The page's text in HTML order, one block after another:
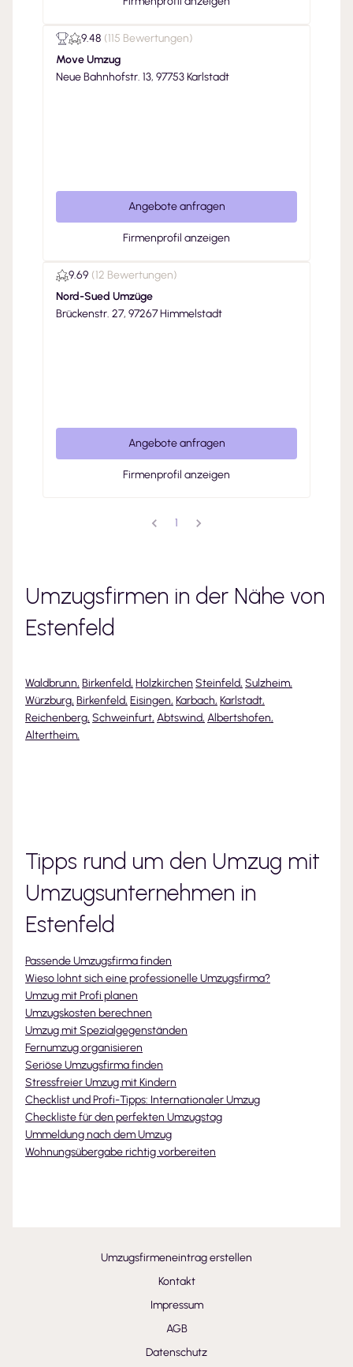
9.48 (115 Bewertungen)
Move Umzug
Neue Bahnhofstr. 13, 97753 Karlstadt
Angebote anfragen
Firmenprofil anzeigen
9.69 (12 Bewertungen)
Nord-Sued Umzüge
Brückenstr. 27, 97267 Himmelstadt
Angebote anfragen
Firmenprofil anzeigen
1
Umzugsfirmen in der Nähe von
Estenfeld
Waldbrunn, Birkenfeld, Holzkirchen Steinfeld, Sulzheim,
Würzburg, Birkenfeld, Eisingen, Karbach, Karlstadt,
Reichenberg, Schweinfurt, Abtswind, Albertshofen,
Altertheim,
Tipps rund um den Umzug mit
Umzugsunternehmen in
Estenfeld
Passende Umzugsfirma finden
Wieso lohnt sich eine professionelle Umzugsfirma?
Umzug mit Profi planen
Umzugskosten berechnen
Umzug mit Spezialgegenständen
Fernumzug organisieren
Seriöse Umzugsfirma finden
Stressfreier Umzug mit Kindern
Checklist und Profi-Tipps: Internationaler Umzug
Checkliste für den perfekten Umzugstag
Ummeldung nach dem Umzug
Wohnungsübergabe richtig vorbereiten
Umzugsfirmeneintrag erstellen
Kontakt
Impressum
AGB
Datenschutz